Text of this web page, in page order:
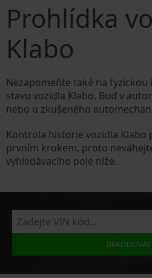
Prohlídka
Klabo
Nezapomeňte také na
stavu vozidla Klabo. Buď v
nebo u zkušeného
Kontrola historie vozidla Klabo
prvním krokem, proto
vyhledávacího pole níže.